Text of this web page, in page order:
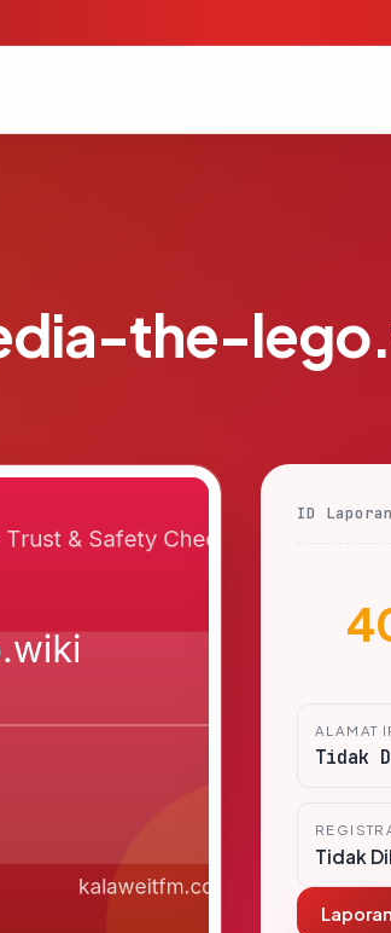
the-
ID
ALAMAT
Tidak
Tidak